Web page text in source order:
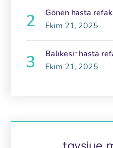
Gönen hasta
Ekim 21, 2025
Balıkesir hasta
Ekim 21, 2025